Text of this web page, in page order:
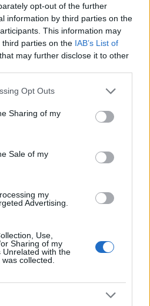
opt-out of the further
information by third parties on the
This information may
parties on the IAB’s List of
that may further disclose it to other
app uses one or more Google
behaviour. You may click to
and its third-party tags to
purposes in below Google
Opt Outs
Sharing of my
Sale of my
my
Advertising.
Use,
Sharing of my
Unrelated with the
collected.
pubblicità nazionali?
andando nella